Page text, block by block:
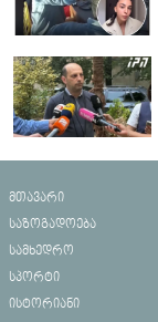
მთავარი
საზოგადოება
სამხედრო
სპორტი
ისტორიანი